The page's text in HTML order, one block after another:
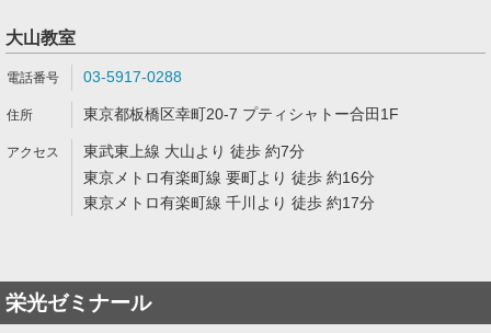
大山教室
03-5917-0288
東京都板橋区幸町20-7 プティシャトー合田1F
東武東上線 大山より 徒歩 約7分
東京メトロ有楽町線 要町より 徒歩 約16分
東京メトロ有楽町線 千川より 徒歩 約17分
栄光ゼミナール